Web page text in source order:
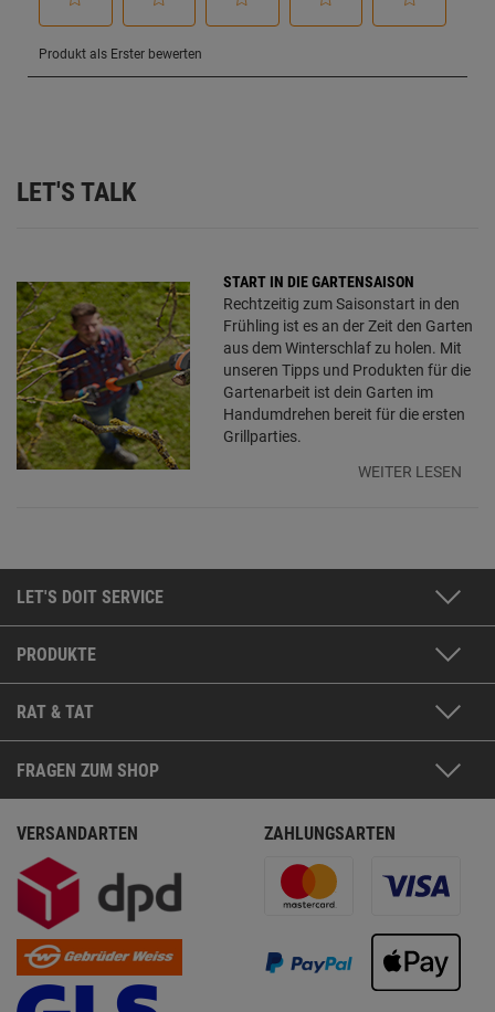
LET'S TALK
START IN DIE GARTENSAISON
Rechtzeitig zum Saisonstart in den
Frühling ist es an der Zeit den Garten
aus dem Winterschlaf zu holen. Mit
unseren Tipps und Produkten für die
Gartenarbeit ist dein Garten im
Handumdrehen bereit für die ersten
Grillparties.
WEITER LESEN
LET'S DOIT SERVICE
PRODUKTE
RAT & TAT
FRAGEN ZUM SHOP
VERSANDARTEN ZAHLUNGSARTEN